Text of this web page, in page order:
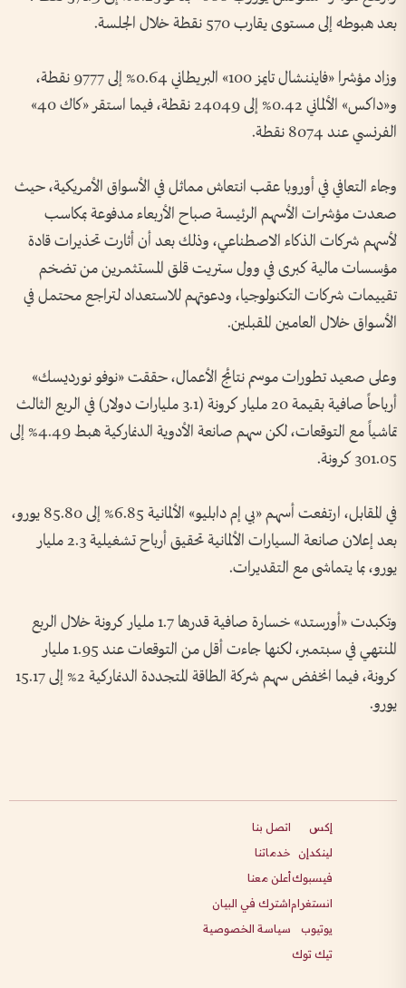
بعد هبوطه إلى مستوى يقارب 570 نقطة خلال الجلسة.
وزاد مؤشرا «فايننشال تايمز 100» البريطاني 0.64% إلى 9777 نقطة،
و«داكس» الألماني 0.42% إلى 24049 نقطة، فيما استقر «كاك 40»
الفرنسي عند 8074 نقطة.
وجاء التعافي في أوروبا عقب انتعاش مماثل في الأسواق الأمريكية، حيث
صعدت مؤشرات الأسهم الرئيسة صباح الأربعاء مدفوعة بمكاسب
لأسهم شركات الذكاء الاصطناعي، وذلك بعد أن أثارت تحذيرات قادة
مؤسسات مالية كبرى في وول ستريت قلق المستثمرين من تضخم
تقييمات شركات التكنولوجيا، ودعوتهم للاستعداد لتراجع محتمل في
الأسواق خلال العامين المقبلين.
وعلى صعيد تطورات موسم نتائج الأعمال، حققت «نوفو نورديسك»
أرباحاً صافية بقيمة 20 مليار كرونة (3.1 مليارات دولار) في الربع الثالث
تماشياً مع التوقعات، لكن سهم صانعة الأدوية الدنماركية هبط 4.49% إلى
301.05 كرونة.
في المقابل، ارتفعت أسهم «بي إم دابليو» الألمانية 6.85% إلى 85.80 يورو،
بعد إعلان صانعة السيارات الألمانية تحقيق أرباح تشغيلية 2.3 مليار
يورو، بما يتماشى مع التقديرات.
وتكبدت «أورستد» خسارة صافية قدرها 1.7 مليار كرونة خلال الربع
المنتهي في سبتمبر، لكنها جاءت أقل من التوقعات عند 1.95 مليار
كرونة، فيما انخفض سهم شركة الطاقة المتجددة الدنماركية 2% إلى 15.17
يورو.
إكس
لينكدإن
فيسبوك
انستغرام
يوتيوب
تيك توك
اتصل بنا
خدماتنا
أعلن معنا
اشترك في البيان
سياسة الخصوصية